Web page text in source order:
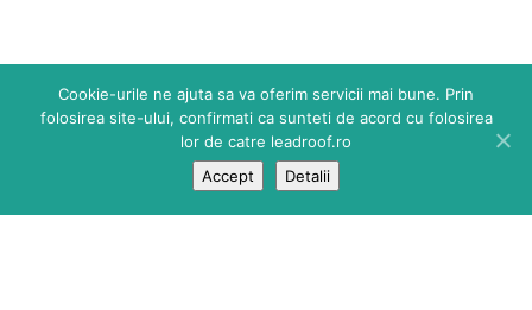
Cookie-urile ne ajuta sa va oferim servicii mai bune. Prin
folosirea site-ului, confirmati ca sunteti de acord cu folosirea
lor de catre leadroof.ro
Accept
Detalii